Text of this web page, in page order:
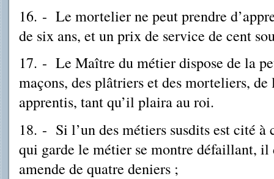
16. - Le mortelier ne peut prendre
de six ans, et un prix de service de cent
17. - Le Maître du métier dispose de la
maçons, des plâtriers et des morteliers, de
apprentis, tant qu’il plaira au roi.
18. - Si l’un des métiers susdits est cité
qui garde le métier se montre défaillant, il
amende de quatre deniers ;